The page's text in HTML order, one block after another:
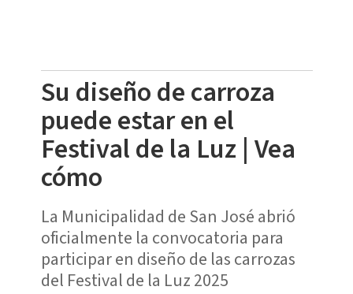
Su diseño de carroza
puede estar en el
Festival de la Luz | Vea
cómo
La Municipalidad de San José abrió
oficialmente la convocatoria para
participar en diseño de las carrozas
del Festival de la Luz 2025